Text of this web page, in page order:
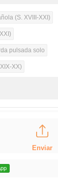
(S. XVIII-XXI)
pulsada solo
XX)
Enviar